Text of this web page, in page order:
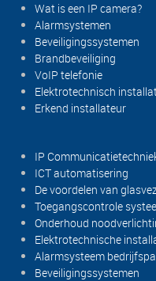
Wat is een IP camera?
Alarmsystemen
Beveiligingssystemen
Brandbeveiliging
VoIP telefonie
Elektrotechnisch
Erkend installateur
IP
ICT automatisering
De voordelen van
Toegangscontrole
Onderhoud
Elektrotechnische
Alarmsysteem
Beveiligingssystemen